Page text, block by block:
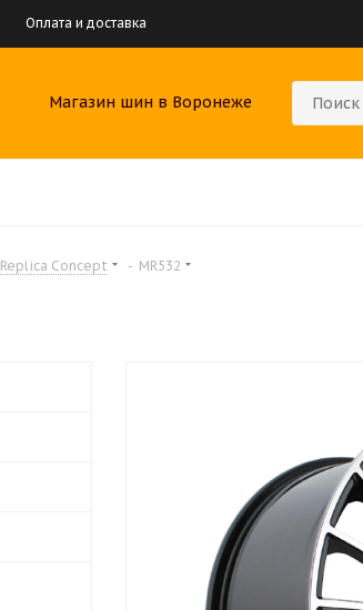
Оплата и доставка
Магазин шин в Воронеже
Replica Concept - MR532